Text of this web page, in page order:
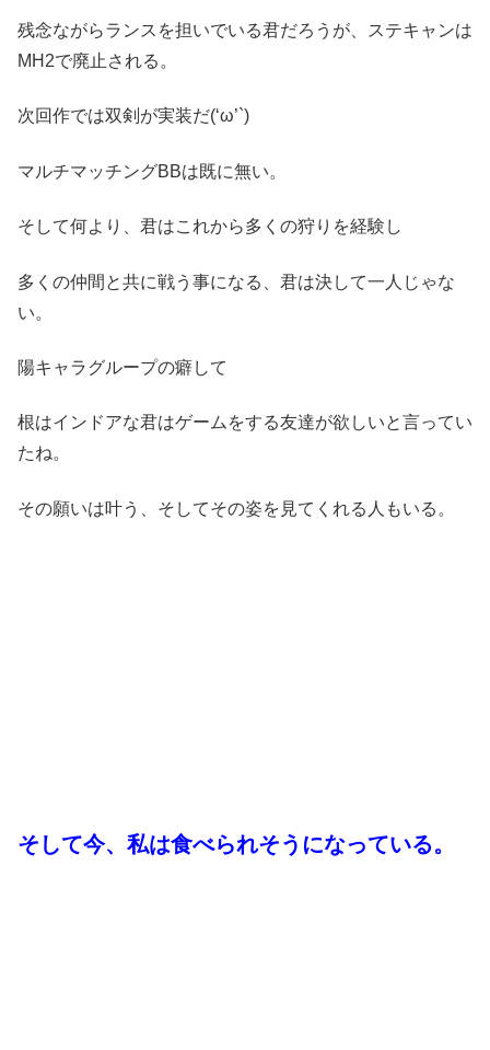
残念ながらランスを担いでいる君だろうが、ステキャンは
MH2で廃止される。
次回作では双剣が実装だ(‘ω’`)
マルチマッチングBBは既に無い。
そして何より、君はこれから多くの狩りを経験し
多くの仲間と共に戦う事になる、君は決して一人じゃな
い。
陽キャラグループの癖して
根はインドアな君はゲームをする友達が欲しいと言ってい
たね。
その願いは叶う、そしてその姿を見てくれる人もいる。
そして今、私は食べられそうになっている。